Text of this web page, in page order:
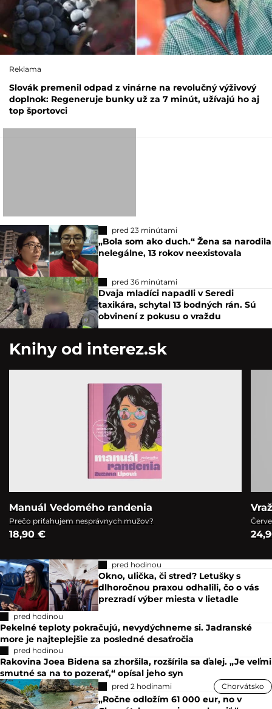
Reklama
Slovák premenil odpad z vinárne na revolučný výživový
doplnok: Regeneruje bunky už za 7 minút, užívajú ho aj
top športovci
pred 23 minútami
„Bola som ako duch.“ Žena sa narodila
nelegálne, 13 rokov neexistovala
pred 36 minútami
Dvaja mladíci napadli v Seredi
taxikára, schytal 13 bodných rán. Sú
obvinení z pokusu o vraždu
Knihy od interez.sk
Manuál Vedomého randenia
Prečo priťahujem nesprávnych mužov?
18,90 €
pred hodinou
Okno, ulička, či stred? Letušky s
dlhoročnou praxou odhalili, čo o vás
prezradí výber miesta v lietadle
pred hodinou
Pekelné teploty pokračujú, nevydýchneme si. Jadranské
more je najteplejšie za posledné desaťročia
pred hodinou
Rakovina Joea Bidena sa zhoršila, rozšírila sa ďalej. „Je veľmi
smutné sa na to pozerať,“ opísal jeho syn
pred 2 hodinami Chorvátsko
„Ročne odložím 61 000 eur, no v